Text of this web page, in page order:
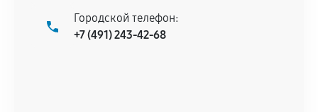
Городской телефон:
+7 (491) 243-42-68